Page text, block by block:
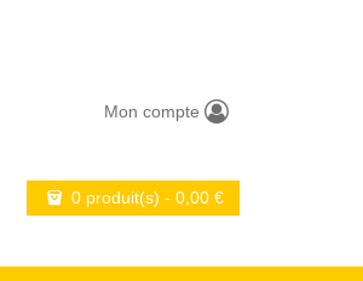
Mon compte
0 produit(s) - 0,00 €